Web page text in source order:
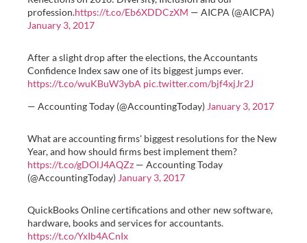
profession.https://t.co/Eb6XDDCzXM — AICPA (@AICPA)
January 3, 2017
After a slight drop after the elections, the Accountants
Confidence Index saw one of its biggest jumps ever.
https://t.co/wuKBuW3ybA pic.twitter.com/bjf4xjJr2J
— Accounting Today (@AccountingToday) January 3, 2017
What are accounting firms' biggest resolutions for the New
Year, and how should firms best implement them?
https://t.co/gDOlJ4AQZz — Accounting Today
(@AccountingToday) January 3, 2017
QuickBooks Online certifications and other new software,
hardware, books and services for accountants.
https://t.co/YxIb4ACnIx